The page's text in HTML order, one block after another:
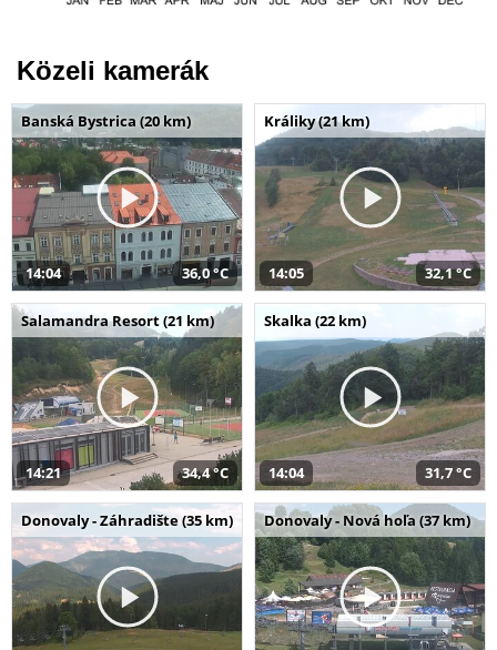
Közeli kamerák
Banská Bystrica (20 km)
14:04 36,0 °C
Králiky (21 km)
14:05 32,1 °C
Salamandra Resort (21 km)
14:21 34,4 °C
Skalka (22 km)
14:04 31,7 °C
Donovaly - Záhradište (35 km) Donovaly - Nová hoľa (37 km)